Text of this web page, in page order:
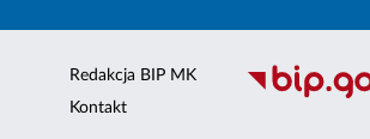
Redakcja BIP MK
Kontakt